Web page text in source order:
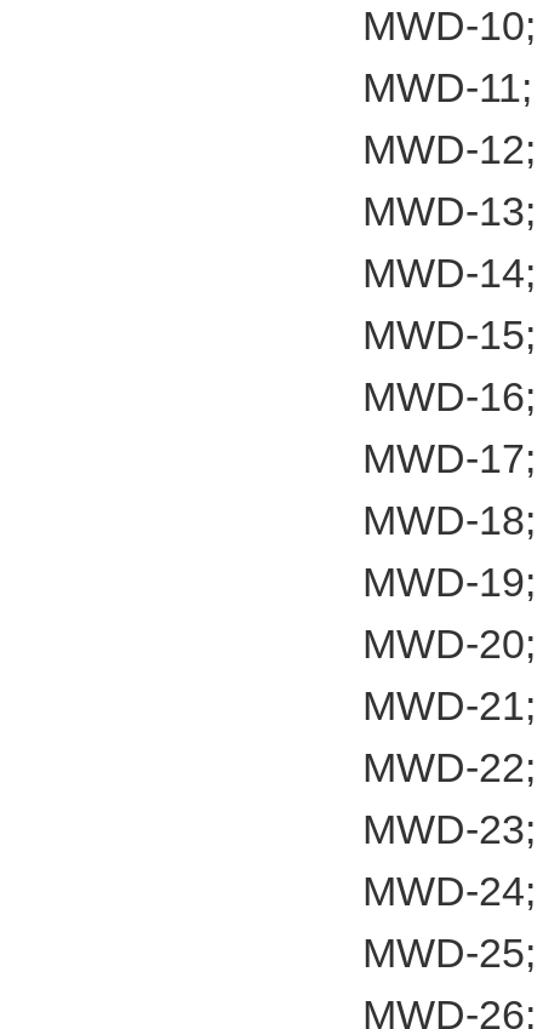
MWD-
MWD-
MWD-
MWD-
MWD-
MWD-
MWD-
MWD-
MWD-
MWD-
MWD-
MWD-
MWD-
MWD-
MWD-
MWD-
MWD-